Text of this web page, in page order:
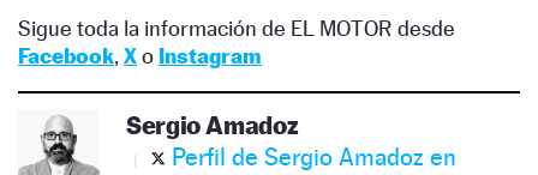
Sigue toda la información de EL MOTOR desde
Facebook, Xo Instagram
Sergio Amadoz
Perfil de Sergio Amadoz en